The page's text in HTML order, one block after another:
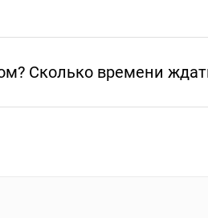
Сколько времени